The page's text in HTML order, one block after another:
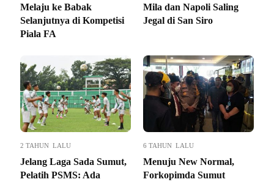
Melaju ke Babak
Selanjutnya di Kompetisi
Piala FA
Mila dan Napoli Saling
Jegal di San Siro
2 TAHUN LALU
Jelang Laga Sada Sumut,
Pelatih PSMS: Ada
6 TAHUN LALU
Menuju New Normal,
Forkopimda Sumut